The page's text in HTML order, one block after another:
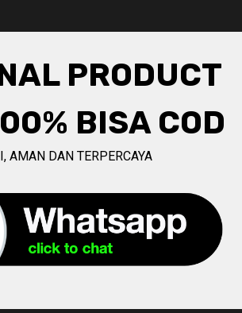
PRODUCT
BISA COD
AMAN DAN TERPERCAYA